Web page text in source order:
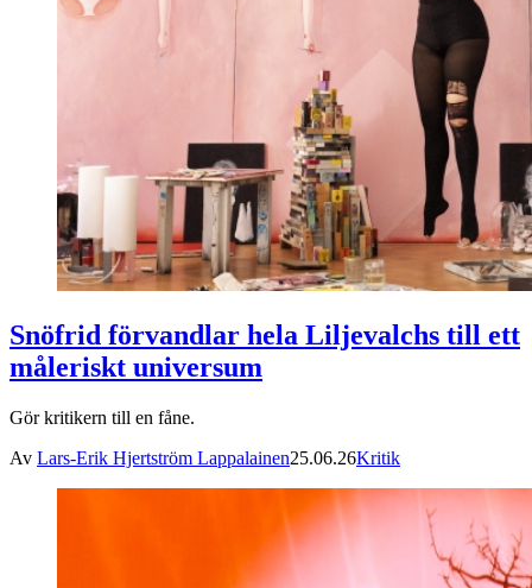
Snöfrid förvandlar hela Liljevalchs till ett
måleriskt universum
Gör kritikern till en fåne.
Av Lars-Erik Hjertström Lappalainen25.06.26Kritik